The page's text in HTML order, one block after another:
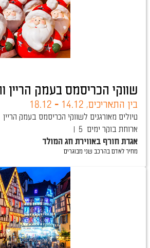
שווקי הכריסמס בעמק הריין
בין התאריכים, -
18.12
טיולים מאורגנים לשווקי הכריסמס בעמק הריין
5 ימים ארוחת בוקר
אגדת חורף באווירת חג המולד
מחיר לאדם בהרכב שני מבוגרים